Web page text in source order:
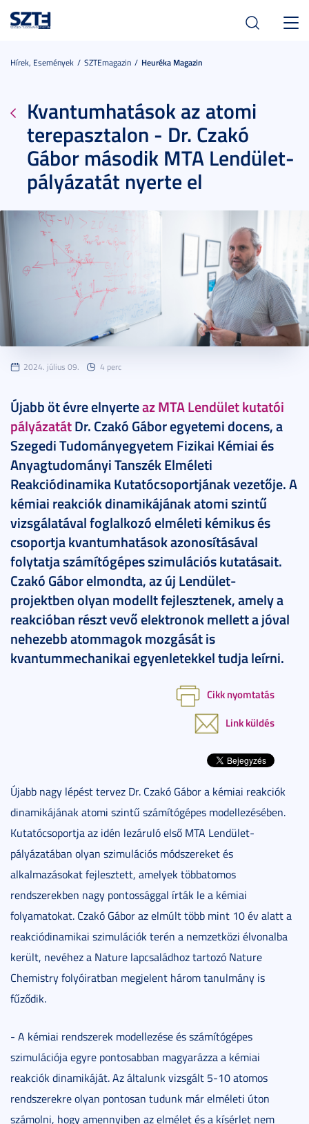
Hírek, Események SZTEmagazin Heuréka Magazin
Kvantumhatások az atomi
terepasztalon - Dr. Czakó
Gábor második MTA Lendület-
pályázatát nyerte el
2024. július 09. 4 perc
Újabb öt évre elnyerteaz MTA Lendület kutatói
pályázatátDr. Czakó Gábor egyetemi docens, a
Szegedi Tudományegyetem Fizikai Kémiai és
Anyagtudományi Tanszék Elméleti
Reakciódinamika Kutatócsoportjának vezetője. A
kémiai reakciók dinamikájának atomi szintű
vizsgálatával foglalkozó elméleti kémikus és
csoportja kvantumhatások azonosításával
folytatja számítógépes szimulációs kutatásait.
Czakó Gábor elmondta, az új Lendület-
projektben olyan modellt fejlesztenek, amely a
reakcióban részt vevő elektronok mellett a jóval
nehezebb atommagok mozgását is
kvantummechanikai egyenletekkel tudja leírni.
Cikk nyomtatás
Link küldés
Újabb nagy lépést tervez Dr. Czakó Gábor a kémiai reakciók
dinamikájának atomi szintű számítógépes modellezésében.
Kutatócsoportja az idén lezáruló első MTA Lendület-
pályázatában olyan szimulációs módszereket és
alkalmazásokat fejlesztett, amelyek többatomos
rendszerekben nagy pontossággal írták le a kémiai
folyamatokat. Czakó Gábor az elmúlt több mint 10 év alatt a
reakciódinamikai szimulációk terén a nemzetközi élvonalba
került, nevéhez a Nature lapcsaládhoz tartozó Nature
Chemistry folyóiratban megjelent három tanulmány is
fűződik.
- A kémiai rendszerek modellezése és számítógépes
szimulációja egyre pontosabban magyarázza a kémiai
reakciók dinamikáját. Az általunk vizsgált 5-10 atomos
rendszerekre olyan pontosan tudunk már elméleti úton
számolni, hogy amennyiben az elmélet és a kísérlet nem